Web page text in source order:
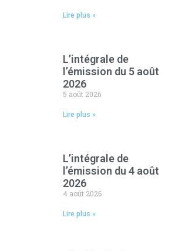
Lire plus »
L’intégrale de
l’émission du 5 août
2026
5 août 2026
Lire plus »
L’intégrale de
l’émission du 4 août
2026
4 août 2026
Lire plus »